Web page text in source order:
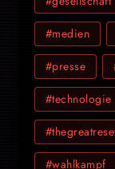
#medien
#presse
#technologie
#wahlkampf